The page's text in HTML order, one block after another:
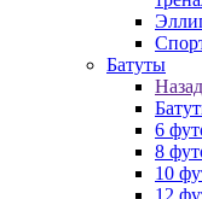
Батуты
Назад
6
8
10
12